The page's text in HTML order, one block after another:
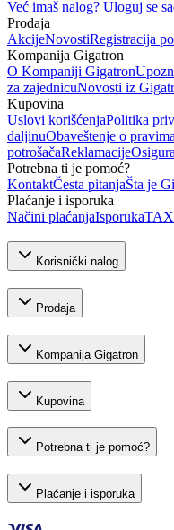
Već imaš nalog? Uloguj se
Prodaja
AkcijeNovostiRegistracija
Kompanija Gigatron
O Kompaniji Gigatron
za zajednicuNovosti iz
Kupovina
Uslovi korišćenjaPolitika
daljinuObaveštenje o
potrošačaReklamacije
Potrebna ti je pomoć?
KontaktČesta pitanjaŠta je
Plaćanje i isporuka
Načini plaćanjaIsporukaTAX
Korisnički nalog
Prodaja
Kompanija Gigatron
Kupovina
Potrebna ti je pomoć?
Plaćanje i isporuka